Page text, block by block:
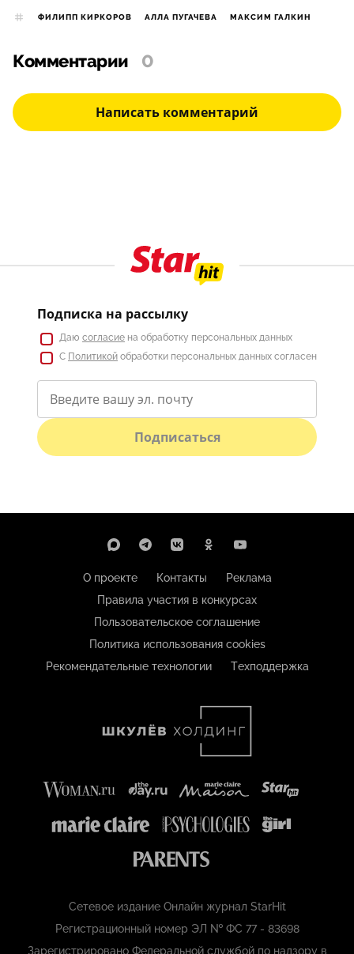
ФИЛИПП КИРКОРОВ АЛЛА ПУГАЧЕВА МАКСИМ ГАЛКИН
Комментарии 0
Написать комментарий
Подписка на рассылку
Даю согласие на обработку персональных данных
С Политикой обработки персональных данных согласен
Подписаться
О проекте Контакты
Реклама
Правила участия в конкурсах
Пользовательское соглашение
Политика использования cookies
Рекомендательные технологии
Техподдержка
Сетевое издание Онлайн журнал StarHit
Регистрационный номер ЭЛ № ФС 77 - 83698
Зарегистрировано Федеральной службой по надзору в